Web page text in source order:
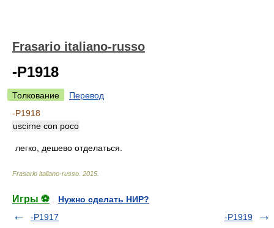
Frasario italiano-russo
-P1918
Толкование
Перевод
-P1918
uscirne con poco
легко, дешево отделаться.
Frasario italiano-russo 2015
Игры ⚽
Нужно сделать НИР?
-P1917
-P1919